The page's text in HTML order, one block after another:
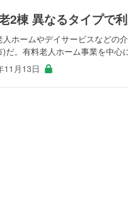
2棟 異なるタイプで
ホームやデイサービスなどの
だ。有料老人ホーム事業を中
11月13日